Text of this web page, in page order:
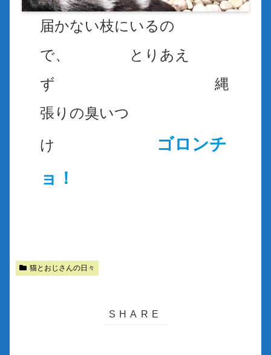
届かない枝にいるの
で、
とりあえ
ず 縄
張りの臭いつ
け
ゴロンチ
ョ！
猫とおじさんの日々